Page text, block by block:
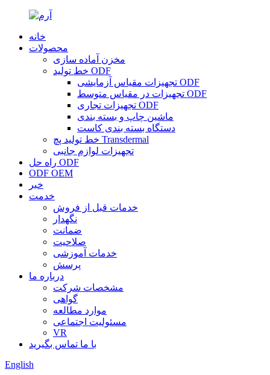
خانه
محصولات
مخزن آماده سازی
خط تولید ODF
تجهیزات مقیاس آزمایشی ODF
تجهیزات در مقیاس متوسط ​​ODF
تجهیزات تجاری ODF
ماشین چاپ و بسته بندی
دستگاه بسته بندی کاست
خط تولید پچ Transdermal
تجهیزات لوازم جانبی
راه حل ODF
ODF OEM
خبر
خدمت
خدمات قبل از فروش
نگهدار
ضمانت
صلاحیت
خدمات آموزشی
پرسش
درباره ما
مشخصات شرکت
گواهی
موارد مطالعه
مسئولیت اجتماعی
VR
با ما تماس بگیرید
English